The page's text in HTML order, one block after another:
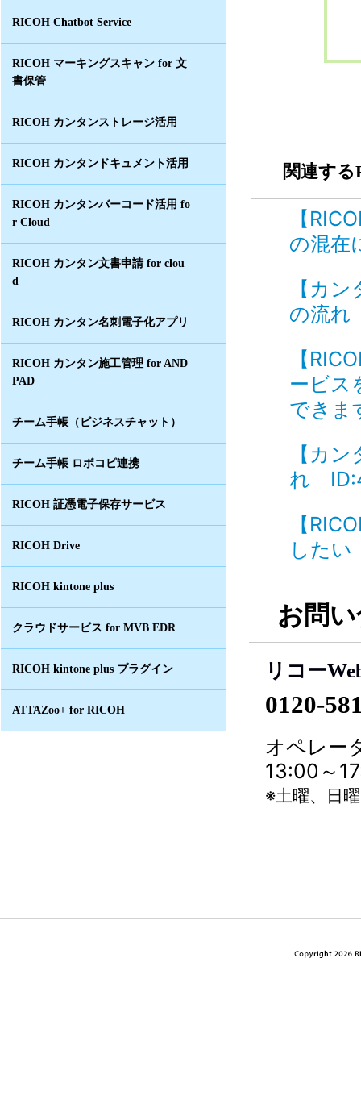
RICOH Chatbot Service
RICOH マーキングスキャン for 文
書保管
RICOH カンタンストレージ活用
RICOH カンタンドキュメント活用
RICOH カンタンバーコード活用 fo
r Cloud
RICOH カンタン文書申請 for clou
d
RICOH カンタン名刺電子化アプリ
RICOH カンタン施工管理 for AND
PAD
チーム手帳（ビジネスチャット）
チーム手帳 ロボコピ連携
RICOH 証憑電子保存サービス
RICOH Drive
RICOH kintone plus
クラウドサービス for MVB EDR
RICOH kintone plus プラグイン
ATTAZoo+ for RICOH
関連する
【
の混
【カ
の流
【
ービス
でき
【カ
れ
【
した
お問
リコー
0120-
オペレー
13:00～
※土曜、日